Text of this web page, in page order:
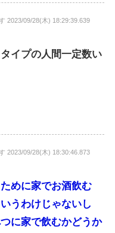
2023/09/28(木) 18:29:39.639
イプの人間一定数い
2023/09/28(木) 18:30:46.873
めに家でお酒飲む
うわけじゃないし
に家で飲むかどうか